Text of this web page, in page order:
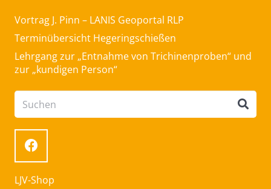
Vortrag J. Pinn – LANIS Geoportal RLP
Terminübersicht Hegeringschießen
Lehrgang zur „Entnahme von Trichinenproben“ und
zur „kundigen Person“
LJV-Shop